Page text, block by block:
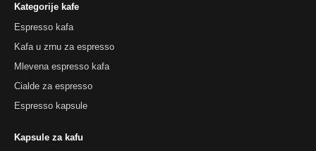
Kategorije kafe
Espresso kafa
Kafa u zrnu za espresso
Mlevena espresso kafa
Cialde za espresso
Espresso kapsule
Kapsule za kafu